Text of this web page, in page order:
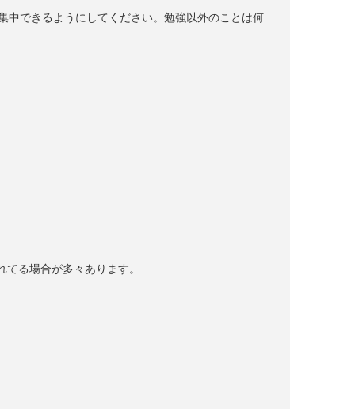
中できるようにしてください。勉強以外のことは何
る場合が多々あります。